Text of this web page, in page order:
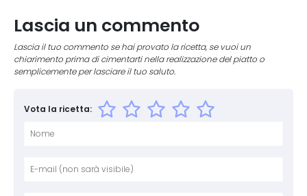
Lascia un commento
Lascia il tuo commento se hai provato la ricetta, se vuoi un
chiarimento prima di cimentarti nella realizzazione del piatto o
semplicemente per lasciare il tuo saluto.
Vota la ricetta: